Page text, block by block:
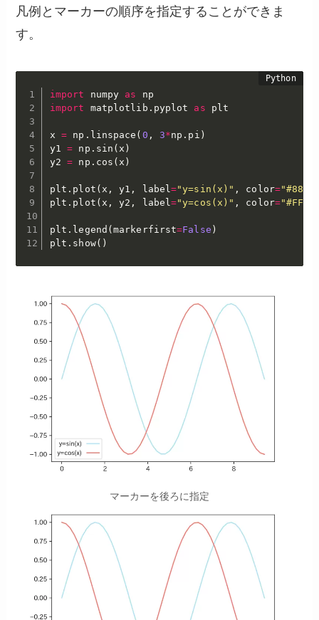
凡例とマーカーの順序を指定することができま
す。
import numpy as
import matplotlib . pyplot as plt
x = np . linspace ( 0 , 3*np . pi )
y1 = np . sin ( x )
y2 = np . cos ( x )
plt . plot ( x , y1 , label="y=sin(x)" , color=
plt . plot ( x , y2 , label="y=cos(x)" , color=
plt . legend (markerfirst=False )
plt . show( )
マーカーを後ろに指定